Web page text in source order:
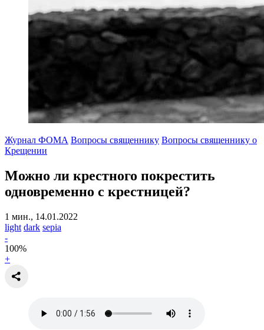
Журнал ФОМА Вопросы священнику Вопросы священнику о
Крещении
Можно ли крестного покрестить
одновременно с крестницей?
1 мин., 14.01.2022
light dark sepia
-
100%
+